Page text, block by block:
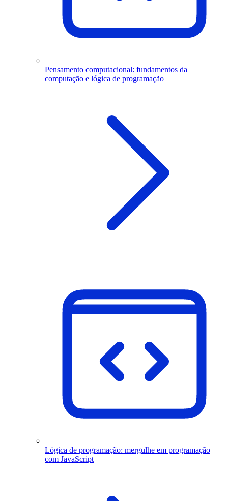
Pensamento computacional: fundamentos da
computação e lógica de programação
Lógica de programação: mergulhe em programação
com JavaScript